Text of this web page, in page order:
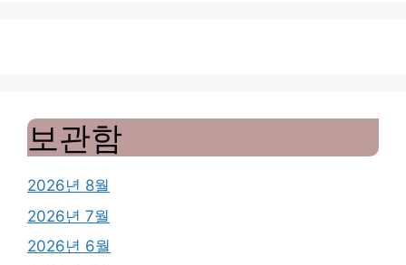
보관함
2026년 8월
2026년 7월
2026년 6월